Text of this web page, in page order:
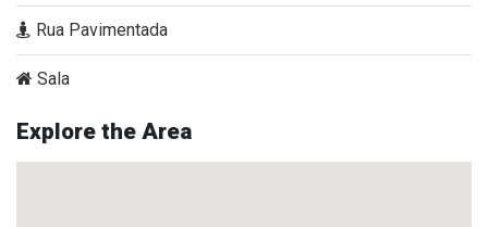
Rua Pavimentada
Sala
Explore the Area